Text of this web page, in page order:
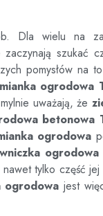
Dla wielu na
szukać
pomysłów na
ogrodowa
uważają, że
betonowa
ogrodowa
ogrodowa
tylko część
ogrodowa jest